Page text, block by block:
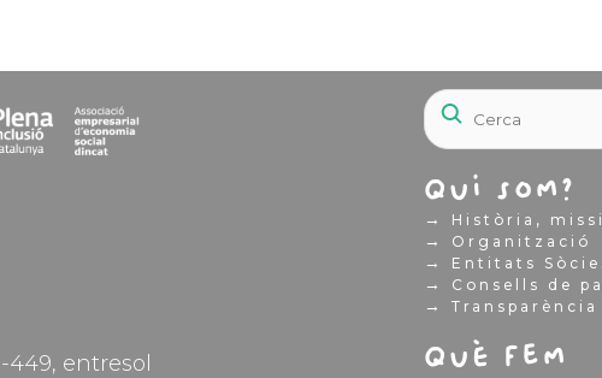
entresol
Qui som?
→ Història,
→ Organització
→ Entitats
→ Consells de
→ Transparència
Què fem